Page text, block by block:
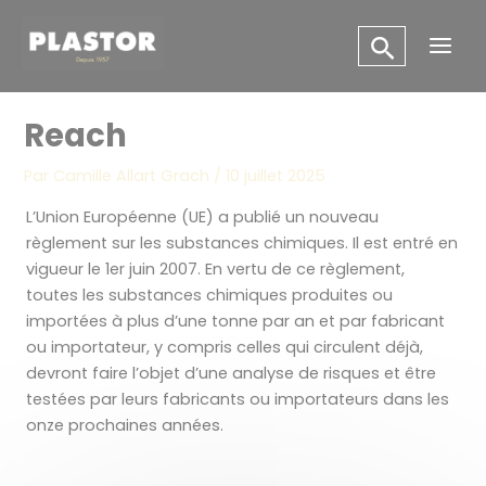
Main
Reach
Par Camille Allart Grach /10 juillet 2025
L’Union Européenne (UE) a publié un nouveau
règlement sur les substances chimiques. Il est entré en
vigueur le 1er juin 2007. En vertu de ce règlement,
toutes les substances chimiques produites ou
importées à plus d’une tonne par an et par fabricant
ou importateur, y compris celles qui circulent déjà,
devront faire l’objet d’une analyse de risques et être
testées par leurs fabricants ou importateurs dans les
onze prochaines années.